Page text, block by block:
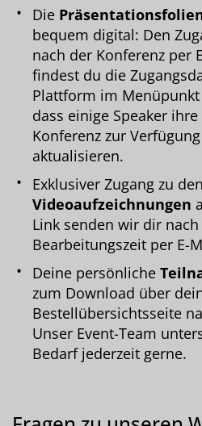
Die
bequem digital: Den
nach der Konferenz per
findest du die
Plattform im Menüpunkt
dass einige Speaker
Konferenz zur
aktualisieren.
Exklusiver Zugang zu den
Videoaufzeichnungen
Link senden wir dir
Bearbeitungszeit per E-
Deine persönliche
zum Download über
Bestellübersichtsseite
Unser Event-Team
Bedarf jederzeit gerne.